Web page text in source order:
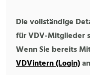
Die vollständige
für VDV-Mitglieder
Wenn Sie bereits
VDVintern (Login)